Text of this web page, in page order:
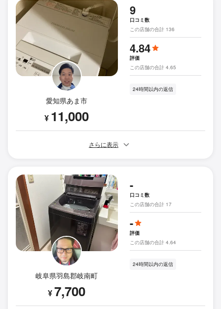
愛知県あま市
¥ 11,000
9
口コミ数
この店舗の合計 136
4.84
評価
この店舗の合計 4.65
24時間以内の返信
さらに表示
岐阜県羽島郡岐南町
¥7,700
-
口コミ数
この店舗の合計 17
-
評価
この店舗の合計 4.64
24時間以内の返信